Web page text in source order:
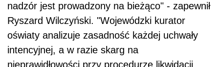
nadzór jest prowadzony na bieżąco" - zapewnił
Ryszard Wilczyński. "Wojewódzki kurator
oświaty analizuje zasadność każdej uchwały
intencyjnej, a w razie skarg na
nieprawidłowości przy procedurze likwidacji